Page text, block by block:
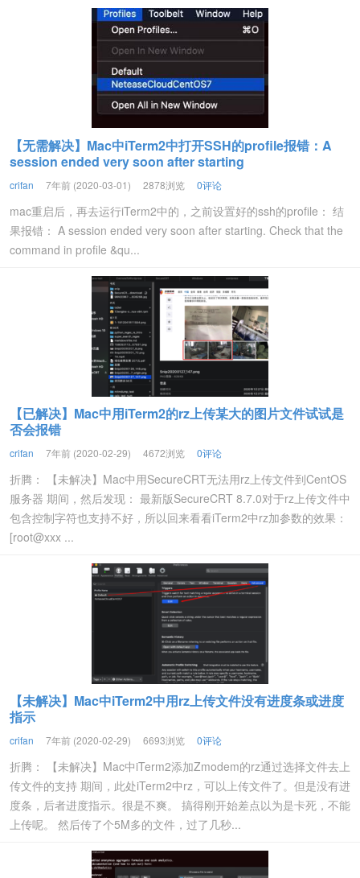
【无需解决】Mac中iTerm2中打开SSH的profile报错：A
session ended very soon after starting
crifan 7年前 (2020-03-01) 2878浏览 0评论
mac重启后，再去运行iTerm2中的，之前设置好的ssh的profile： 结
果报错： A session ended very soon after starting. Check that the
command in profile &qu...
【已解决】Mac中用iTerm2的rz上传某大的图片文件试试是
否会报错
crifan 7年前 (2020-02-29) 4672浏览 0评论
折腾： 【未解决】Mac中用SecureCRT无法用rz上传文件到CentOS
服务器 期间，然后发现： 最新版SecureCRT 8.7.0对于rz上传文件中
包含控制字符也支持不好，所以回来看看iTerm2中rz加参数的效果：
[root@xxx ...
【未解决】Mac中iTerm2中用rz上传文件没有进度条或进度
指示
crifan 7年前 (2020-02-29) 6693浏览 0评论
折腾： 【未解决】Mac中iTerm2添加Zmodem的rz通过选择文件去上
传文件的支持 期间，此处iTerm2中rz，可以上传文件了。但是没有进
度条，后者进度指示。很是不爽。 搞得刚开始差点以为是卡死，不能
上传呢。 然后传了个5M多的文件，过了几秒...